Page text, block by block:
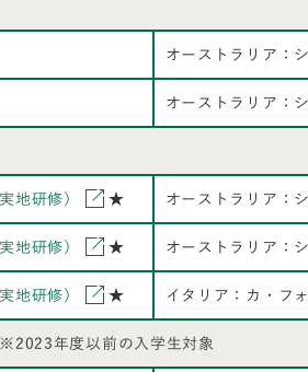
オーストラリア：
オーストラリア：
地研修） ★ オーストラリア：
地研修） ★ オーストラリア：
地研修） ★ イタリア：カ・フ
年度以前の入学生対象